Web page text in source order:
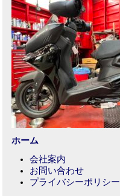
ホーム
会社案内
お問い合わせ
プライバシーポリシー